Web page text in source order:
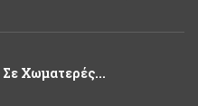
Χωματερές...